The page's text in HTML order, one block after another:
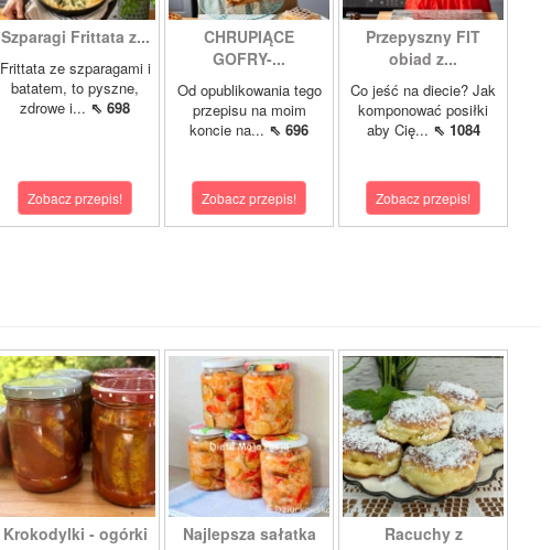
Szparagi Frittata z...
Frittata ze szparagami i
batatem, to pyszne,
zdrowe i... ⇖ 698
Zobacz przepis!
CHRUPIĄCE
GOFRY-...
Od opublikowania tego
przepisu na moim
koncie na... ⇖ 696
Zobacz przepis!
Przepyszny FIT
obiad z...
Co jeść na diecie? Jak
komponować posiłki
aby Cię... ⇖ 1084
Zobacz przepis!
Krokodylki - ogórki
Najlepsza sałatka
Racuchy z